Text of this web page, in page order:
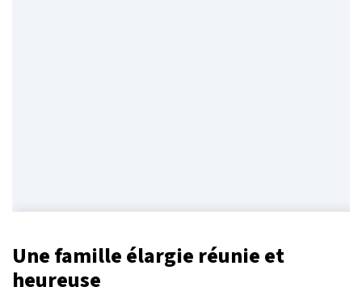
Une famille élargie réunie et
heureuse